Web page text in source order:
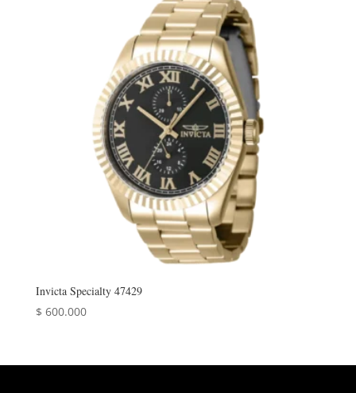
Invicta Specialty 47429
$ 600.000